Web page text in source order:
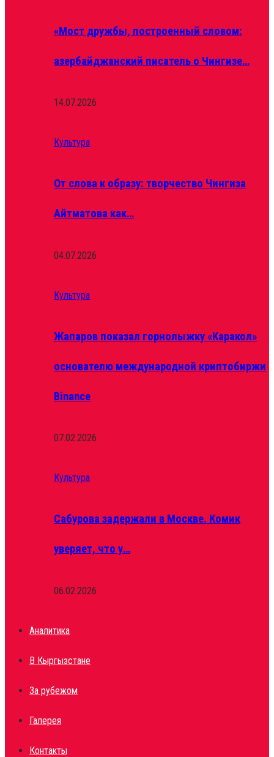
«Мост дружбы, построенный словом:
азербайджанский писатель о Чингизе…
14.07.2026
Культура
От слова к образу: творчество Чингиза
Айтматова как…
04.07.2026
Культура
Жапаров показал горнолыжку «Каракол»
основателю международной криптобиржи
Binance
07.02.2026
Культура
Сабурова задержали в Москве. Комик
уверяет, что у…
06.02.2026
Аналитика
В Кыргызстане
За рубежом
Галерея
Контакты